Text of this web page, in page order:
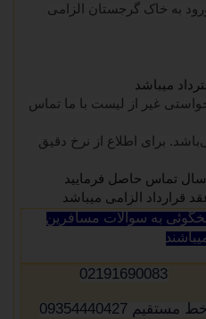
به خاک گرجستان الزامی
میباشد
غیر از لیست با ما تماس
. برای اطلاع از نرخ دقیق
به سوالات مسافرین
02191690083
خط مستقیم 09354440427